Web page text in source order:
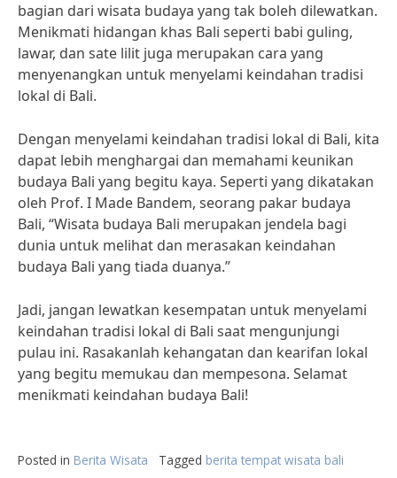
bagian dari wisata budaya yang tak boleh dilewatkan.
Menikmati hidangan khas Bali seperti babi guling,
lawar, dan sate lilit juga merupakan cara yang
menyenangkan untuk menyelami keindahan tradisi
lokal di Bali.
Dengan menyelami keindahan tradisi lokal di Bali, kita
dapat lebih menghargai dan memahami keunikan
budaya Bali yang begitu kaya. Seperti yang dikatakan
oleh Prof. I Made Bandem, seorang pakar budaya
Bali, “Wisata budaya Bali merupakan jendela bagi
dunia untuk melihat dan merasakan keindahan
budaya Bali yang tiada duanya.”
Jadi, jangan lewatkan kesempatan untuk menyelami
keindahan tradisi lokal di Bali saat mengunjungi
pulau ini. Rasakanlah kehangatan dan kearifan lokal
yang begitu memukau dan mempesona. Selamat
menikmati keindahan budaya Bali!
Posted in Berita Wisata Tagged berita tempat wisata bali